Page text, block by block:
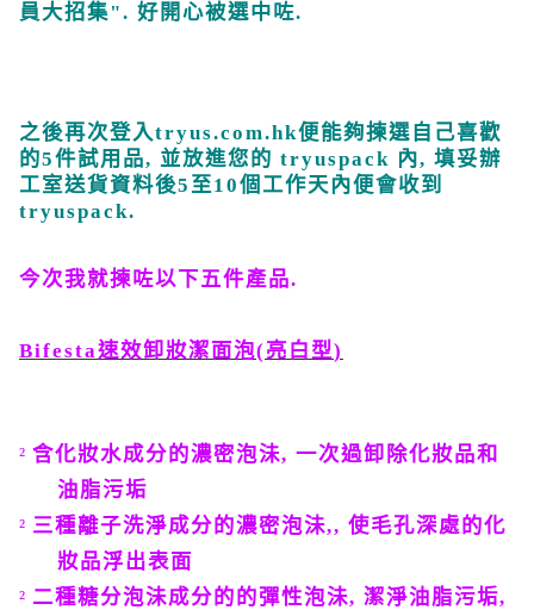
員大招集". 好開心被選中咗.
之後再次登入tryus.com.hk便能夠揀選自己喜歡
的5件試用品, 並放進您的 tryuspack 內, 填妥辦
工室送貨資料後5 至10個工作天內便會收到
tryuspack.
今次我就揀咗以下五件產品.
Bifesta速效卸妝潔面泡(亮白型)
² 含化妝水成分的濃密泡沬, 一次過卸除化妝品和
油脂污垢
² 三種離子洗淨成分的濃密泡沬,, 使毛孔深處的化
妝品浮出表面
² 二種糖分泡沬成分的的彈性泡沬, 潔淨油脂污垢,